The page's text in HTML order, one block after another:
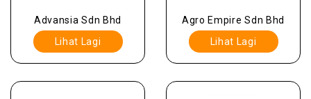
Advansia Sdn Bhd
Lihat Lagi
Agro Empire Sdn Bhd
Lihat Lagi